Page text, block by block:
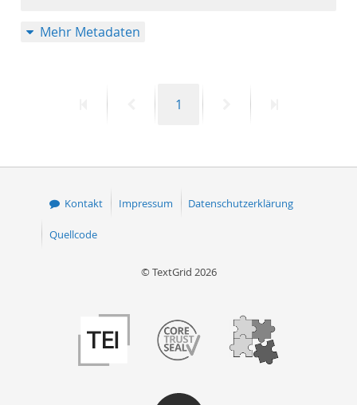
Mehr Metadaten
VorherigeSeite
1
Kontakt Impressum Datenschutzerklärung
Quellcode
© TextGrid 2026